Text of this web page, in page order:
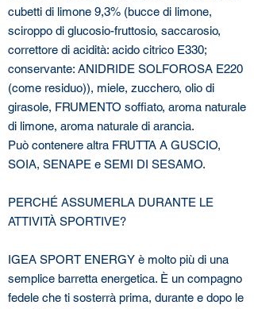
cubetti di limone 9,3% (bucce di limone,
sciroppo di glucosio-fruttosio, saccarosio,
correttore di acidità: acido citrico E330;
conservante: ANIDRIDE SOLFOROSA E220
(come residuo)), miele, zucchero, olio di
girasole, FRUMENTO soffiato, aroma naturale
di limone, aroma naturale di arancia.
Può contenere altra FRUTTA A GUSCIO,
SOIA, SENAPE e SEMI DI SESAMO.
PERCHÉ ASSUMERLA DURANTE LE
ATTIVITÀ SPORTIVE?
IGEA SPORT ENERGY è molto più di una
semplice barretta energetica. È un compagno
fedele che ti sosterrà prima, durante e dopo le